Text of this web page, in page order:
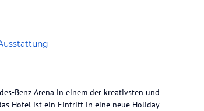
Benz Arena in einem der kreativsten und
Hotel ist ein Eintritt in eine neue Holiday